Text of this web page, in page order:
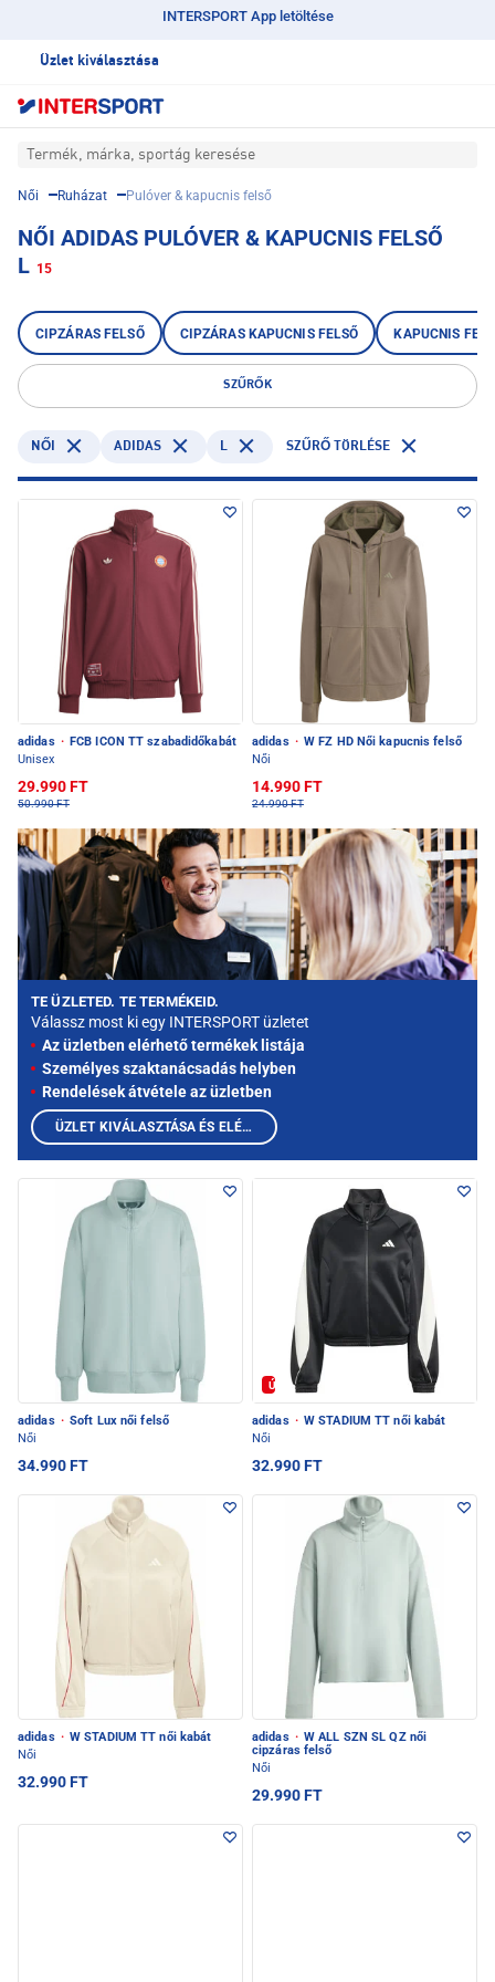
INTERSPORT App letöltése
Üzlet kiválasztása
Termék, márka, sportág keresése
Női Ruházat Pulóver & kapucnis felső
NŐI ADIDAS PULÓVER & KAPUCNIS FELSŐ
L 15
CIPZÁRAS FELSŐ CIPZÁRAS KAPUCNIS FELSŐ KAPUCNIS
SZŰRŐK
NŐI ADIDAS L SZŰRŐ TÖRLÉSE
adidas · FCB ICON TT szabadidőkabát
Unisex
29.990 FT
50.990 FT
adidas · W FZ HD Női kapucnis felső
Női
14.990 FT
24.990 FT
adidas · Soft Lux női felső
Női
34.990 FT
Új
adidas · W STADIUM TT női kabát
Női
32.990 FT
adidas · W STADIUM TT női kabát
Női
32.990 FT
adidas · W ALL SZN SL QZ női
cipzáras felső
Női
29.990 FT
TE ÜZLETED. TE TERMÉKEID.
Válassz most ki egy INTERSPORT üzletet
Az üzletben elérhető termékek listája
Személyes szaktanácsadás helyben
Rendelések átvétele az üzletben
ÜZLET KIVÁLASZTÁSA ÉS ELÉRHETŐ TERMÉKEK MEGTEKINTÉSE